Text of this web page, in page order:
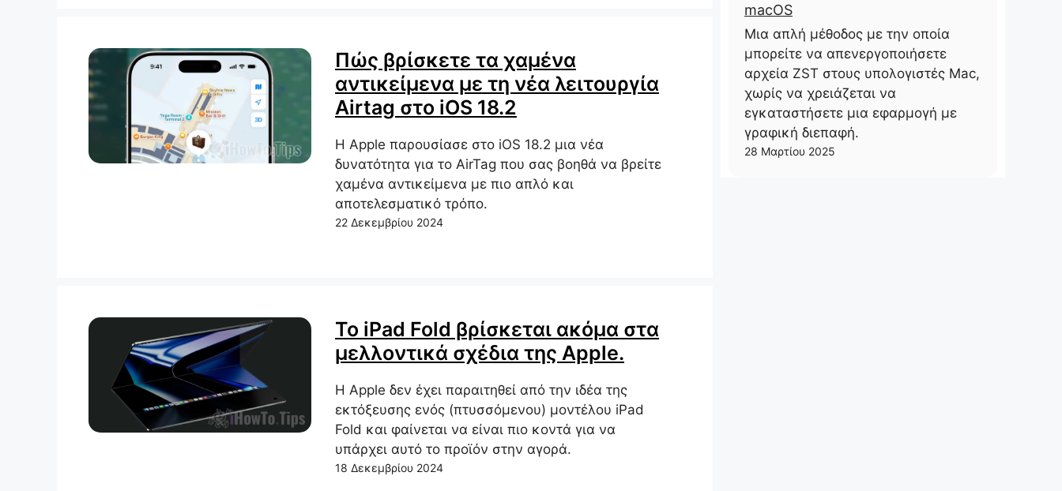
Πώς βρίσκετε τα χαμένα
αντικείμενα με τη νέα λειτουργία
Airtag στο iOS 18.2
Η Apple παρουσίασε στο iOS 18.2 μια νέα
δυνατότητα για το AirTag που σας βοηθά να βρείτε
χαμένα αντικείμενα με πιο απλό και
αποτελεσματικό τρόπο.
22 Δεκεμβρίου 2024
Το iPad Fold βρίσκεται ακόμα στα
μελλοντικά σχέδια της Apple.
Η Apple δεν έχει παραιτηθεί από την ιδέα της
εκτόξευσης ενός (πτυσσόμενου) μοντέλου iPad
Fold και φαίνεται να είναι πιο κοντά για να
υπάρχει αυτό το προϊόν στην αγορά.
18 Δεκεμβρίου 2024
macOS
Μια απλή μέθοδος με την οποία
μπορείτε να απενεργοποιήσετε
αρχεία ZST στους υπολογιστές Mac,
χωρίς να χρειάζεται να
εγκαταστήσετε μια εφαρμογή με
γραφική διεπαφή.
28 Μαρτίου 2025